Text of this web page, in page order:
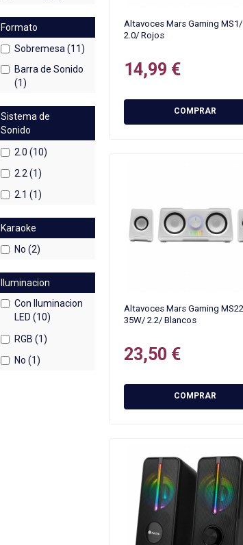
Formato
Sobremesa (11)
Barra de Sonido
(1)
Sistema de
Sonido
2.0 (10)
2.2 (1)
2.1 (1)
Karaoke
No (2)
Iluminacion
Con Iluminacion
LED (10)
RGB (1)
No (1)
Altavoces Mars Gaming
2.0/ Rojos
14,99 €
COMPRAR
Altavoces Mars Gaming
35W/ 2.2/ Blancos
23,50 €
COMPRAR